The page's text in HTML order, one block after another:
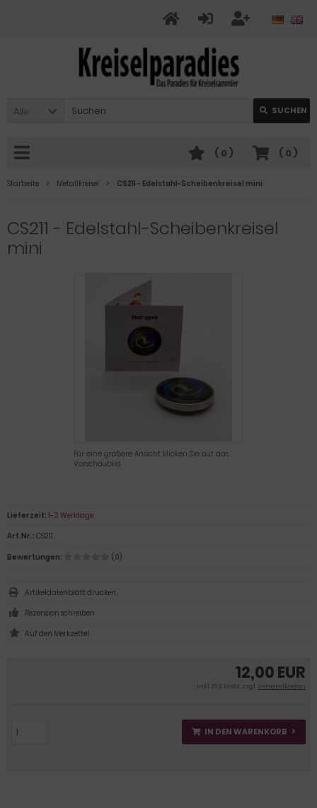
Alle SUCHEN
( 0 )
( 0 )
Startseite Metallkreisel CS211 - Edelstahl-Scheibenkreisel mini
CS211 - Edelstahl-Scheibenkreisel
mini
Für eine größere Ansicht klicken Sie auf das
Vorschaubild
12,00 EUR
inkl. 19 % MwSt. zzgl.Versandkosten
IN DEN WARENKORB
Lieferzeit: 1-3 Werktage
Art.Nr.: CS211
Bewertungen:
(0)
Artikeldatenblatt drucken
Rezension schreiben